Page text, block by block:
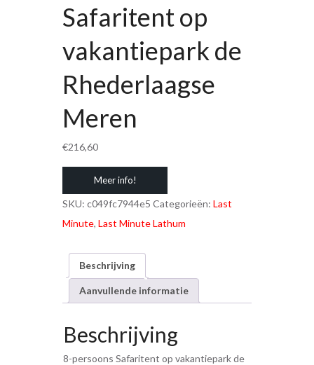
Safaritent op
vakantiepark de
Rhederlaagse
Meren
€216,60
Meer info!
SKU: c049fc7944e5 Categorieën: Last
Minute, Last Minute Lathum
Beschrijving
Aanvullende informatie
Beschrijving
8-persoons Safaritent op vakantiepark de